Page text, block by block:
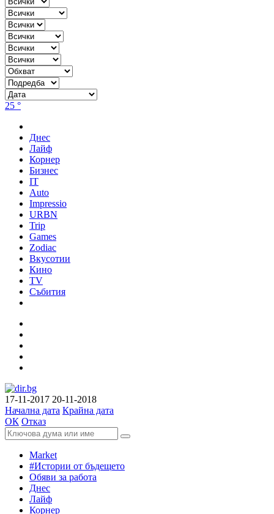
25 °
Днес
Лайф
Корнер
Бизнес
IT
Auto
Impressio
URBN
Trip
Games
Zodiac
Вкусотии
Кино
TV
Събития
17-11-2017 20-11-2018
Начална дата Крайна дата
ОК Отказ
Market
#Истории от бъдещето
Обяви за работа
Днес
Лайф
Корнер